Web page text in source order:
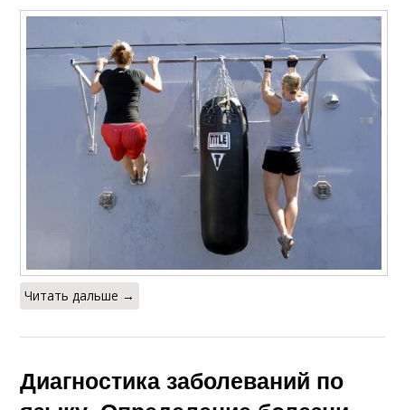
Читать дальше →
Диагностика заболеваний по